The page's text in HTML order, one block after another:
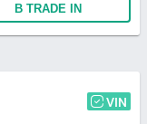
В TRADE IN
VIN